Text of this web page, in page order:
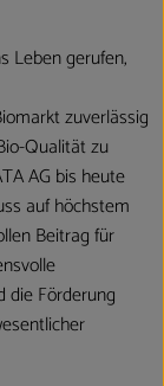
Leben gerufen,
zuverlässig
Qualität zu
AG bis heute
auf höchstem
Beitrag für
die Förderung